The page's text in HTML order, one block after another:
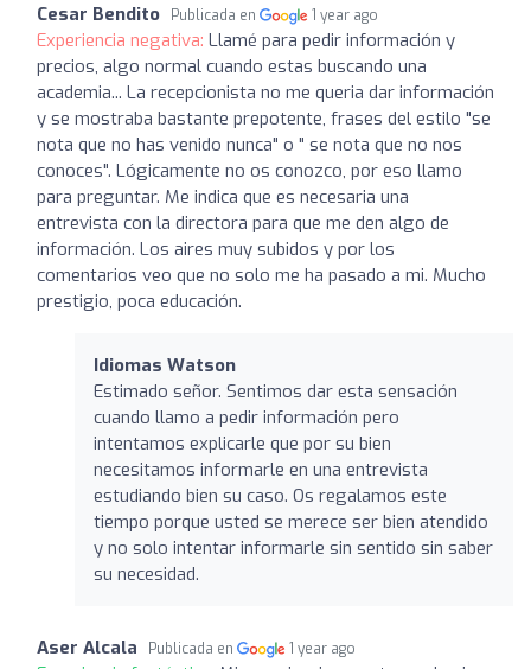
Cesar Bendito Publicada en 1 year ago
Experiencia negativa: Llamé para pedir información y
precios, algo normal cuando estas buscando una
academia... La recepcionista no me queria dar información
y se mostraba bastante prepotente, frases del estilo "se
nota que no has venido nunca" o " se nota que no nos
conoces". Lógicamente no os conozco, por eso llamo
para preguntar. Me indica que es necesaria una
entrevista con la directora para que me den algo de
información. Los aires muy subidos y por los
comentarios veo que no solo me ha pasado a mi. Mucho
prestigio, poca educación.
Idiomas Watson
Estimado señor. Sentimos dar esta sensación
cuando llamo a pedir información pero
intentamos explicarle que por su bien
necesitamos informarle en una entrevista
estudiando bien su caso. Os regalamos este
tiempo porque usted se merece ser bien atendido
y no solo intentar informarle sin sentido sin saber
su necesidad.
Aser Alcala Publicada en 1 year ago